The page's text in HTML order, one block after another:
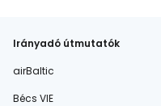
Irányadó útmutatók
airBaltic
Bécs VIE